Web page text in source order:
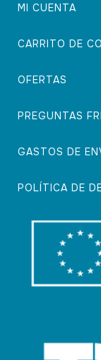
MI CUENTA
CARRITO DE
OFERTAS
PREGUNTAS
GASTOS DE
POLÍTICA DE